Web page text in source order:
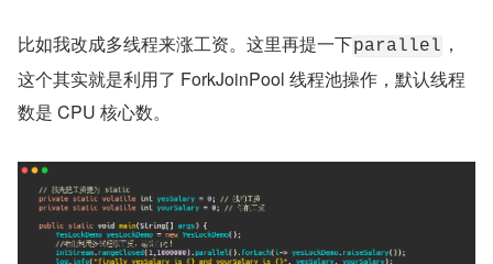
比如我改成多线程来涨工资。这里再提一下parallel ，
这个其实就是利用了 ForkJoinPool 线程池操作，默认线程
数是 CPU 核心数。